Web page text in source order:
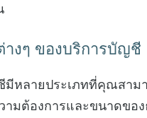
างๆ ของบริการบัญชี
หลายประเภทที่คุณสาม
ามต้องการและขนาดขอ